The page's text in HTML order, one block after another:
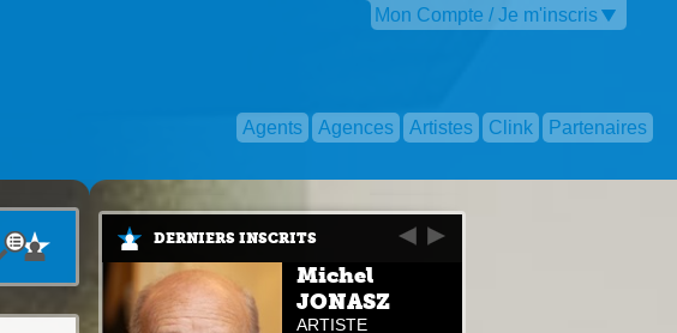
Mon Compte / Je m'inscris
Agents Agences Artistes Clink Partenaires
DERNIERS INSCRITS
Michel
JONASZ
ARTISTE